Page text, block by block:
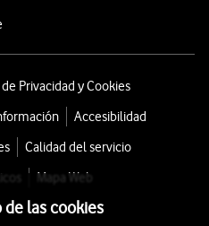
Privacidad y Cookies
Accesibilidad
Calidad del servicio
Mapa Web
de las cookies